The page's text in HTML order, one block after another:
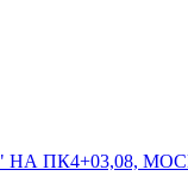
ПК4+03,08,